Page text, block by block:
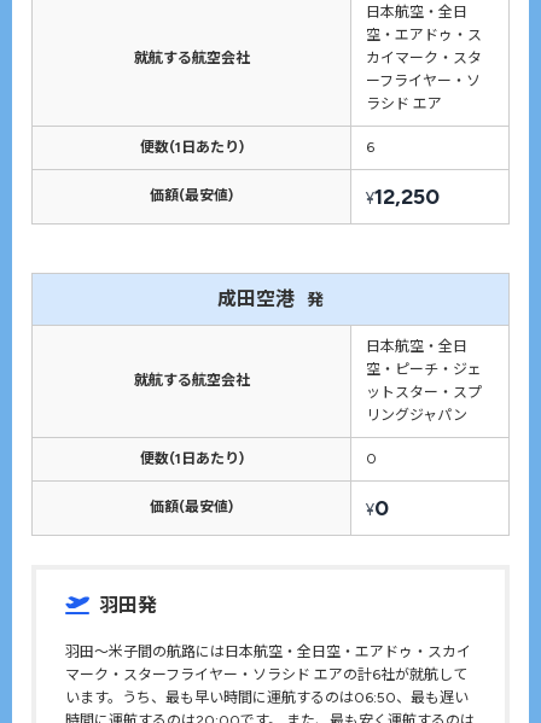
就航する航空会社
日本航空・全日
空・エアドゥ・ス
カイマーク・スタ
ーフライヤー・ソ
ラシド エア
便数(1日あたり) 6
価額(最安値) ¥12,250
成田空港 発
就航する航空会社
日本航空・全日
空・ピーチ・ジェ
ットスター・スプ
リングジャパン
便数(1日あたり) 0
価額(最安値) ¥0
羽田発
羽田〜米子間の航路には日本航空・全日空・エアドゥ・スカイ
マーク・スターフライヤー・ソラシド エアの計6社が就航して
います。うち、最も早い時間に運航するのは06:50、最も遅い